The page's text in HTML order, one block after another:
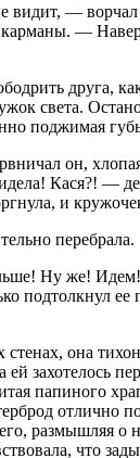
— ворчал
—
друга,
света.
поджимая
он,
Кася?! —
и
перебрала.
Ну же! Идем!
подтолкнул ее
она
захотелось
папиного
отлично
размышляя о
что